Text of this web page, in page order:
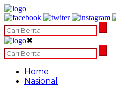
✖
Home
Nasional